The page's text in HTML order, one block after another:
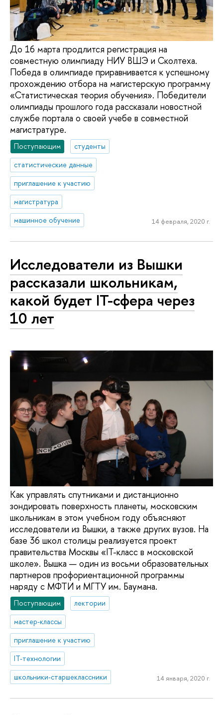
До 16 марта продлится регистрация на
совместную олимпиаду НИУ ВШЭ и Сколтеха.
Победа в олимпиаде приравнивается к успешному
прохождению отбора на магистерскую программу
«Статистическая теория обучения». Победители
олимпиады прошлого года рассказали новостной
службе портала о своей учебе в совместной
магистратуре.
Поступающим
студенты
статистические данные
приглашение к участию
магистратура
машинное обучение
14 февраля, 2020 г.
Исследователи из Вышки
рассказали школьникам,
какой будет IT-сфера через
10 лет
Как управлять спутниками и дистанционно
зондировать поверхность планеты, московским
школьникам в этом учебном году объясняют
исследователи из Вышки, а также других вузов. На
базе 36 школ столицы реализуется проект
правительства Москвы «IT-класс в московской
школе». Вышка — один из восьми образовательных
партнеров профориентационной программы
наряду с МФТИ и МГТУ им. Баумана.
Поступающим
лектории
мастер-классы
приглашение к участию
IT-технологии
школьники-старшеклассники
14 января, 2020 г.